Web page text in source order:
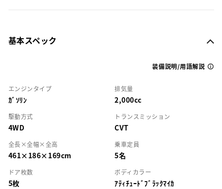
基本スペック
装備説明/用語解説
エンジンタイプ
ｶﾞｿﾘﾝ
排気量
2,000cc
駆動方式
4WD
トランスミッション
CVT
全長×全幅×全高
461×186×169cm
乗車定員
5名
ドア枚数
5枚
ボディカラー
ｱﾃｨﾁｭｰﾄﾞﾌﾞﾗｯｸﾏｲｶ